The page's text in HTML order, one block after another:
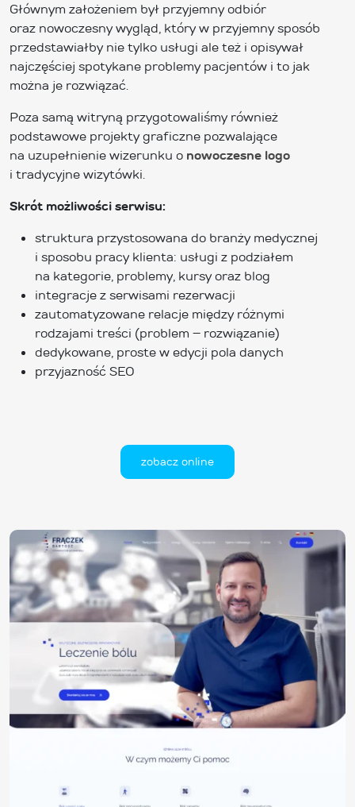
Głównym założeniem był przyjemny odbiór
oraz nowoczesny wygląd, który w przyjemny sposób
przedstawiałby nie tylko usługi ale też i opisywał
najczęściej spotykane problemy pacjentów i to jak
można je rozwiązać.
Poza samą witryną przygotowaliśmy również
podstawowe projekty graficzne pozwalające
na uzupełnienie wizerunku o nowoczesne logo
i tradycyjne wizytówki.
Skrót możliwości serwisu:
struktura przystosowana do branży medycznej
i sposobu pracy klienta: usługi z podziałem
na kategorie, problemy, kursy oraz blog
integracje z serwisami rezerwacji
zautomatyzowane relacje między różnymi
rodzajami treści (problem – rozwiązanie)
dedykowane, proste w edycji pola danych
przyjazność SEO
zobacz online